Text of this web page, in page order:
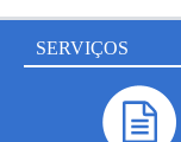
SERVIÇOS